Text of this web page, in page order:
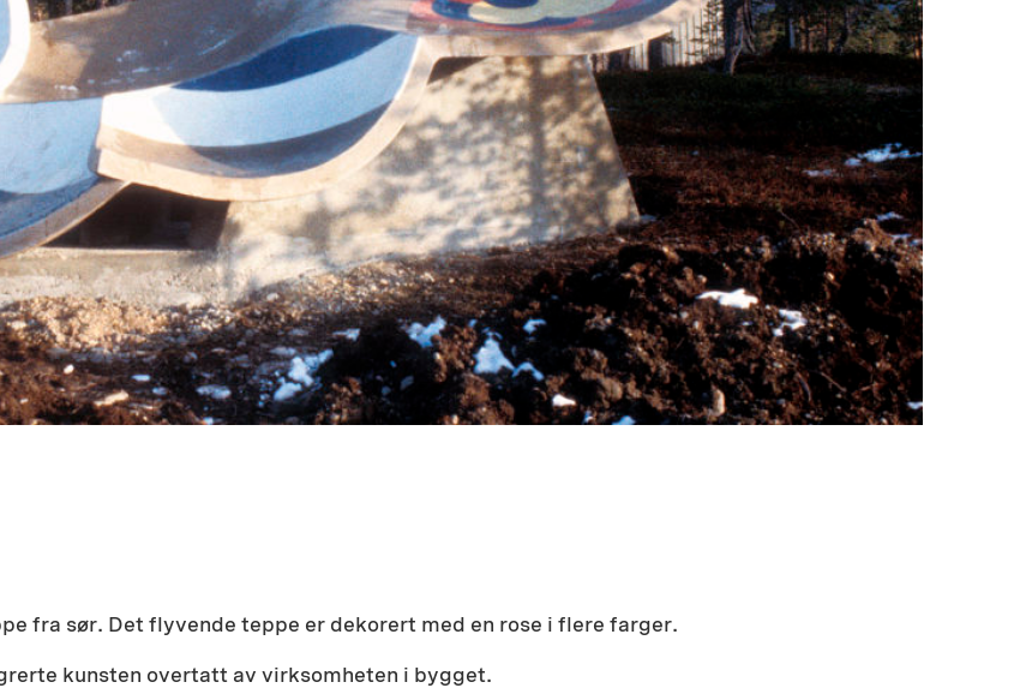
fra sør. Det flyvende teppe er dekorert med en rose i flere farger.
kunsten overtatt av virksomheten i bygget.